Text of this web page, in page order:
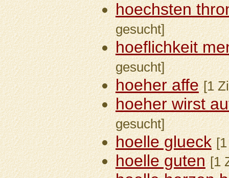
hoechsten
gesucht]
hoeflichkeit
gesucht]
hoeher affe [1
hoeher wirst
gesucht]
hoelle glueck
hoelle guten [1